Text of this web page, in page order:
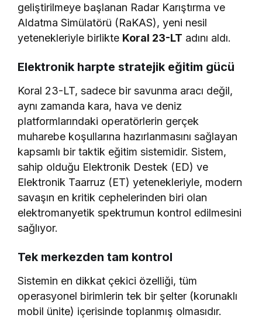
geliştirilmeye başlanan Radar Karıştırma ve
Aldatma Simülatörü (RaKAS), yeni nesil
yetenekleriyle birlikte Koral 23-LT adını aldı.
Elektronik harpte stratejik eğitim gücü
Koral 23-LT, sadece bir savunma aracı değil,
aynı zamanda kara, hava ve deniz
platformlarındaki operatörlerin gerçek
muharebe koşullarına hazırlanmasını sağlayan
kapsamlı bir taktik eğitim sistemidir. Sistem,
sahip olduğu Elektronik Destek (ED) ve
Elektronik Taarruz (ET) yetenekleriyle, modern
savaşın en kritik cephelerinden biri olan
elektromanyetik spektrumun kontrol edilmesini
sağlıyor.
Tek merkezden tam kontrol
Sistemin en dikkat çekici özelliği, tüm
operasyonel birimlerin tek bir şelter (korunaklı
mobil ünite) içerisinde toplanmış olmasıdır.